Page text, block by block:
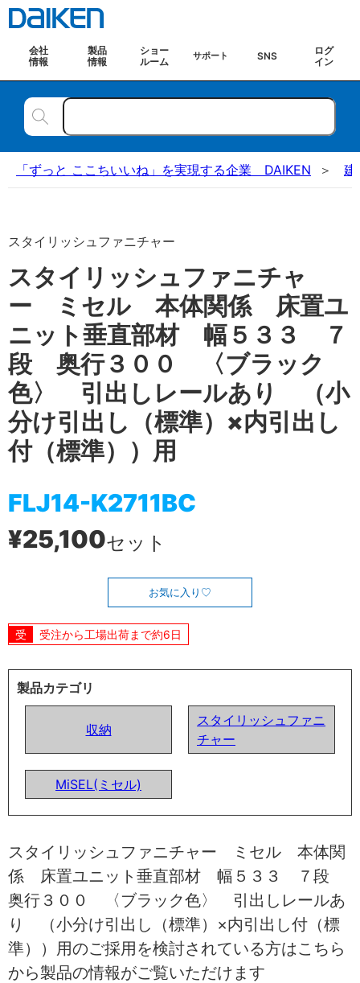
会社
情報
製品
情報
ショー
ルーム
サポート SNS
ログ
イン
「ずっと ここちいいね」を実現する企業 DAIKEN 建
スタイリッシュファニチャー
スタイリッシュファニチャ
ー ミセル 本体関係 床置ユ
ニット垂直部材 幅５３３ ７
段 奥行３００ 〈ブラック
色〉 引出しレールあり （小
分け引出し（標準）×内引出し
付（標準））用
FLJ14-K2711BC
¥25,100セット
お気に入り
受注から工場出荷まで約6日
製品カテゴリ
収納
スタイリッシュファニ
チャー
MiSEL(ミセル)
スタイリッシュファニチャー ミセル 本体関
係 床置ユニット垂直部材 幅５３３ ７段
奥行３００ 〈ブラック色〉 引出しレールあ
り （小分け引出し（標準）×内引出し付（標
準））用のご採用を検討されている方はこちら
から製品の情報がご覧いただけます